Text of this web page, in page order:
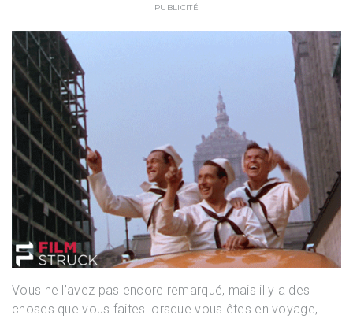
PUBLICITÉ
Vous ne l’avez pas encore remarqué, mais il y a des
choses que vous faites lorsque vous êtes en voyage,